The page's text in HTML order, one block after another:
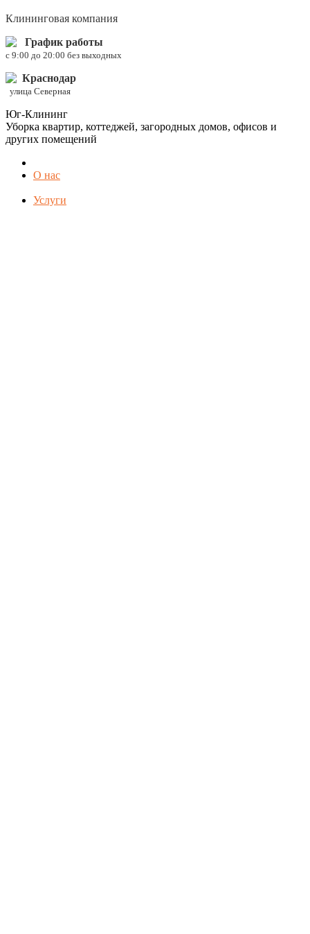
Клининговая компания
График работы
c 9:00 до 20:00 без выходных
Краснодар
улица Северная
Юг-Клининг
Уборка квартир, коттеджей, загородных домов, офисов и
других помещений
О нас
Услуги